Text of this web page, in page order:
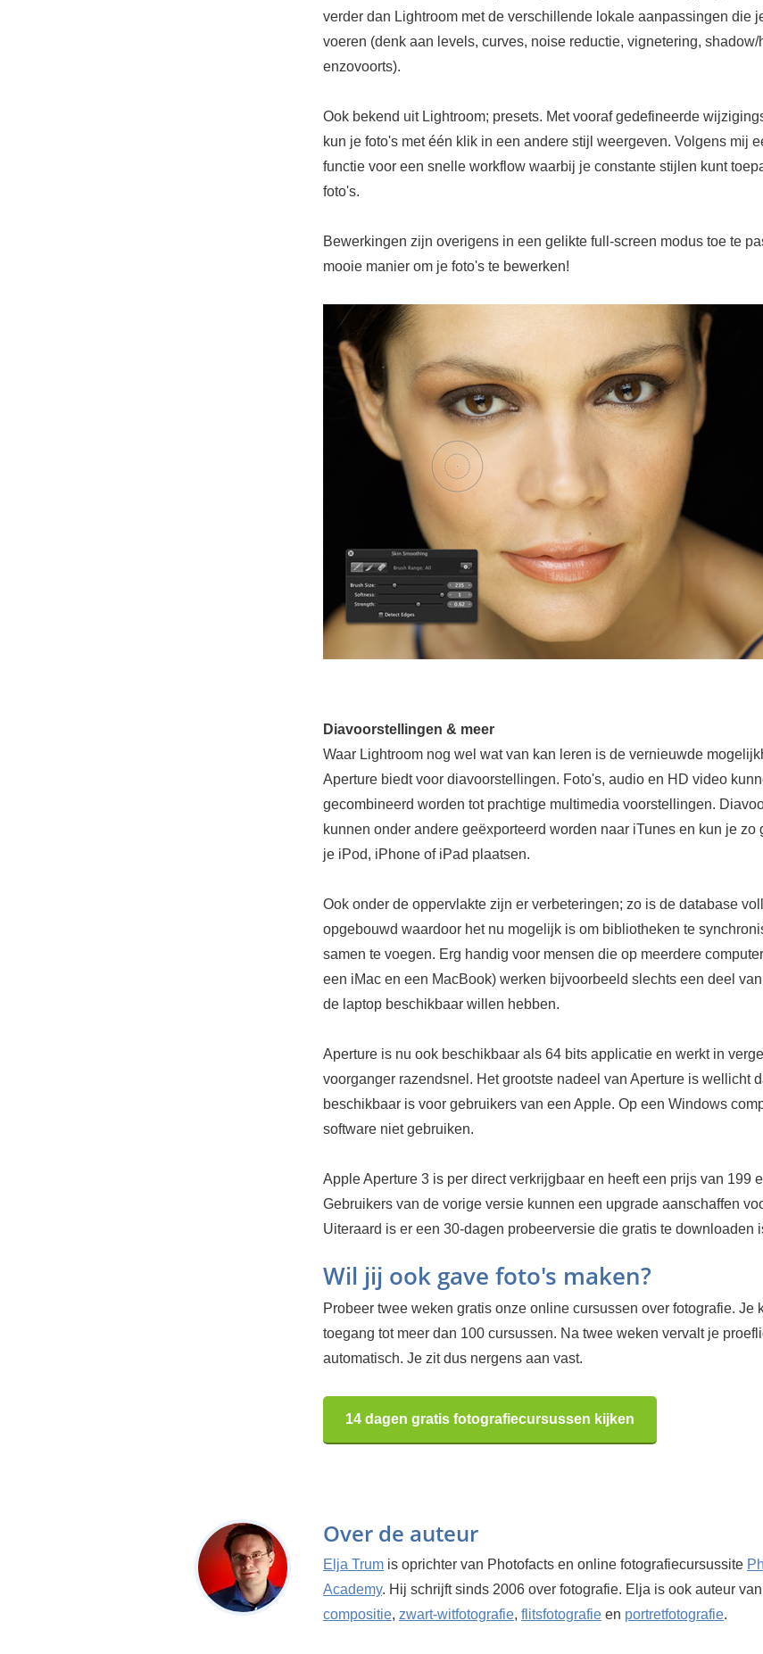
verder dan Lightroom met de verschillende lokale aanpassingen die
voeren (denk aan levels, curves, noise reductie, vignetering, shadow/
enzovoorts).
Ook bekend uit Lightroom; presets. Met vooraf gedefineerde
kun je foto's met één klik in een andere stijl weergeven. Volgens mij
functie voor een snelle workflow waarbij je constante stijlen kunt
foto's.
Bewerkingen zijn overigens in een gelikte full-screen modus toe te
mooie manier om je foto's te bewerken!
Diavoorstellingen & meer
Waar Lightroom nog wel wat van kan leren is de vernieuwde
Aperture biedt voor diavoorstellingen. Foto's, audio en HD video
gecombineerd worden tot prachtige multimedia voorstellingen.
kunnen onder andere geëxporteerd worden naar iTunes en kun je zo
je iPod, iPhone of iPad plaatsen.
Ook onder de oppervlakte zijn er verbeteringen; zo is de database
opgebouwd waardoor het nu mogelijk is om bibliotheken te
samen te voegen. Erg handig voor mensen die op meerdere
een iMac en een MacBook) werken bijvoorbeeld slechts een deel
de laptop beschikbaar willen hebben.
Aperture is nu ook beschikbaar als 64 bits applicatie en werkt in
voorganger razendsnel. Het grootste nadeel van Aperture is wellicht
beschikbaar is voor gebruikers van een Apple. Op een Windows
software niet gebruiken.
Apple Aperture 3 is per direct verkrijgbaar en heeft een prijs van 199
Gebruikers van de vorige versie kunnen een upgrade aanschaffen
Uiteraard is er een 30-dagen probeerversie die gratis te downloaden
Wil jij ook gave foto's maken?
Probeer twee weken gratis onze online cursussen over fotografie. Je
toegang tot meer dan 100 cursussen. Na twee weken vervalt je
automatisch. Je zit dus nergens aan vast.
14 dagen gratis fotografiecursussen kijken
Over de auteur
Elja Trum is oprichter van Photofacts en online fotografiecursussite
Academy. Hij schrijft sinds 2006 over fotografie. Elja is ook auteur
compositie, zwart-witfotografie, flitsfotografie en portretfotografie.